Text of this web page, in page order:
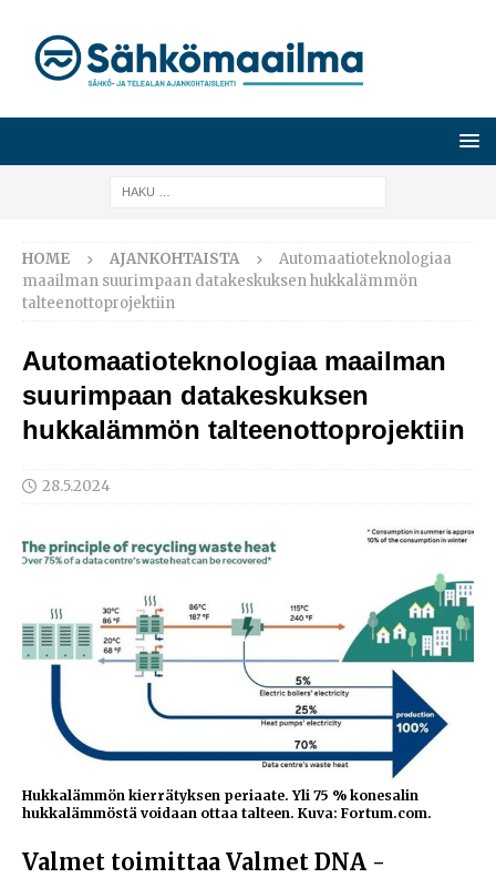
HOME AJANKOHTAISTA
Automaatioteknologiaa
maailman suurimpaan datakeskuksen hukkalämmön
talteenottoprojektiin
Automaatioteknologiaa maailman
suurimpaan datakeskuksen
hukkalämmön talteenottoprojektiin
28.5.2024
Hukkalämmön kierrätyksen periaate. Yli 75 % konesalin
hukkalämmöstä voidaan ottaa talteen. Kuva: Fortum.com.
Valmet toimittaa Valmet DNA -